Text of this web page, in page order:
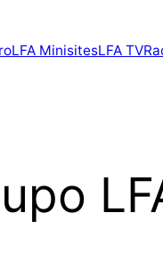
LFA MinisitesLFA TV